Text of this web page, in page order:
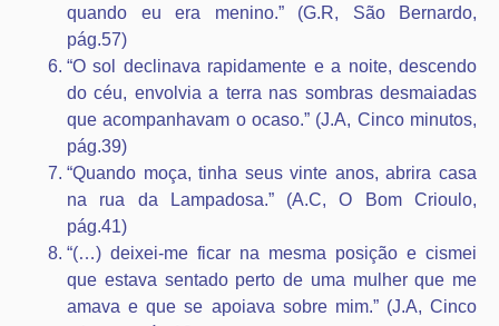
quando eu era menino.” (G.R, São Bernardo,
pág.57)
“O sol declinava rapidamente e a noite, descendo
do céu, envolvia a terra nas sombras desmaiadas
que acompanhavam o ocaso.” (J.A, Cinco minutos,
pág.39)
“Quando moça, tinha seus vinte anos, abrira casa
na rua da Lampadosa.” (A.C, O Bom Crioulo,
pág.41)
“(…) deixei-me ficar na mesma posição e cismei
que estava sentado perto de uma mulher que me
amava e que se apoiava sobre mim.” (J.A, Cinco